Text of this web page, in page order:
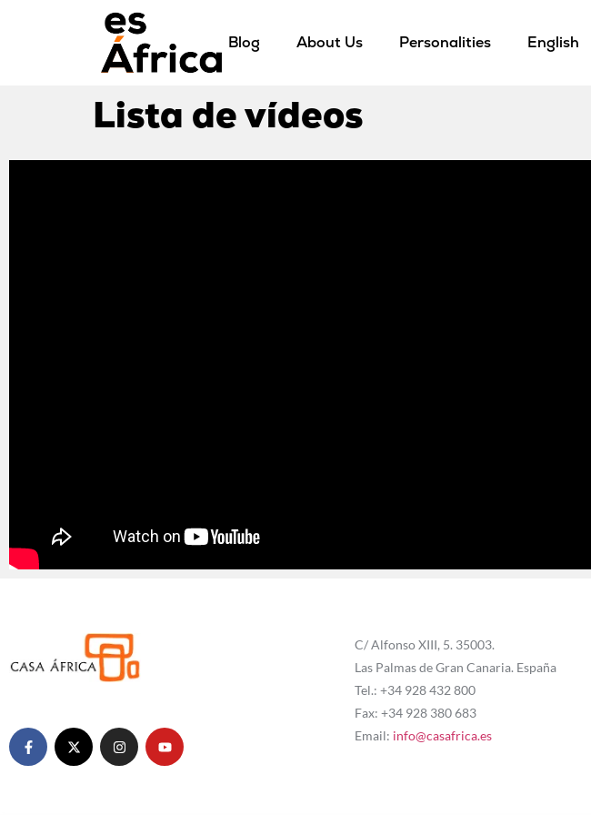
Blog About Us Personalities English
Lista de vídeos
C/ Alfonso XIII, 5. 35003.
Las Palmas de Gran Canaria. España
Tel.: +34 928 432 800
Fax: +34 928 380 683
Email: info@casafrica.es